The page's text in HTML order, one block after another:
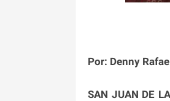
Por: Denny
SAN JUAN DE